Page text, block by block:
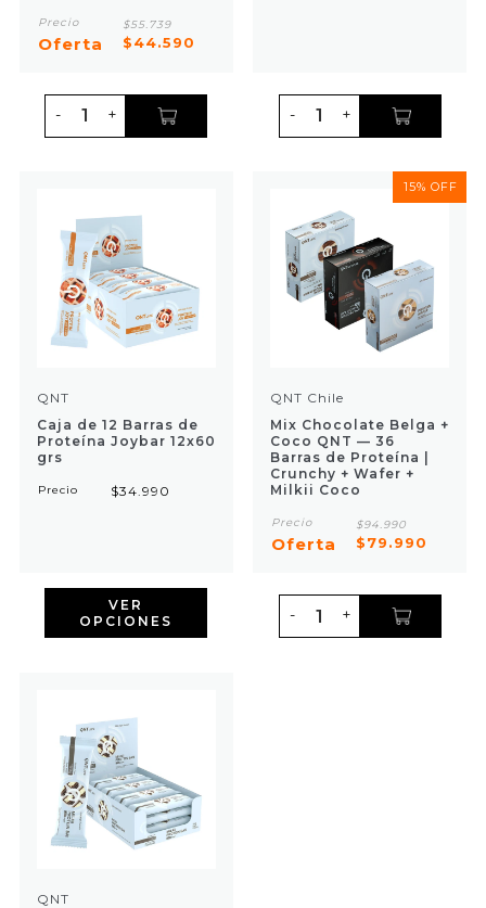
Precio $55.739
Oferta $44.590
+
- +
-
QNT
Caja de 12 Barras de
Proteína Joybar 12x60
grs
Precio $34.990
VER
OPCIONES
15% OFF
QNT Chile
Mix Chocolate Belga +
Coco QNT — 36
Barras de Proteína |
Crunchy + Wafer +
Milkii Coco
Precio $94.990
Oferta $79.990
+
-
QNT